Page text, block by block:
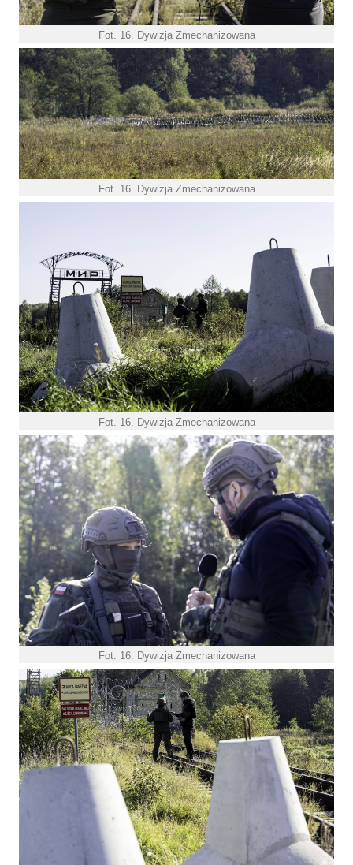
Fot. 16. Dywizja Zmechanizowana
Fot. 16. Dywizja Zmechanizowana
Fot. 16. Dywizja Zmechanizowana
Fot. 16. Dywizja Zmechanizowana